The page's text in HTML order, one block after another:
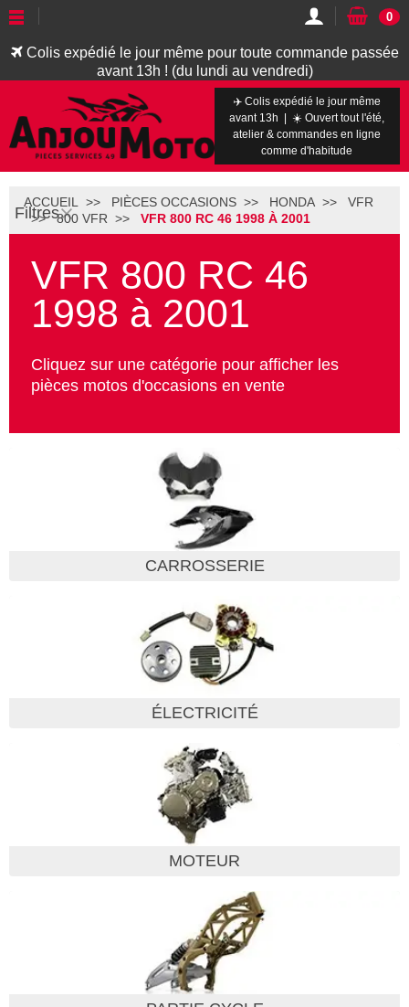
Colis expédié le jour même pour toute commande passée
avant 13h ! (du lundi au vendredi)
0
✈️ Colis expédié le jour même
avant 13h | ☀️ Ouvert tout l'été,
atelier & commandes en ligne
comme d'habitude
Filtres
ACCUEIL PIÈCES OCCASIONS HONDA
VFR
800 VFR
VFR 800 RC 46 1998 À 2001
VFR 800 RC 46
1998 à 2001
Cliquez sur une catégorie pour afficher les
pièces motos d'occasions en vente
CARROSSERIE
ÉLECTRICITÉ
MOTEUR